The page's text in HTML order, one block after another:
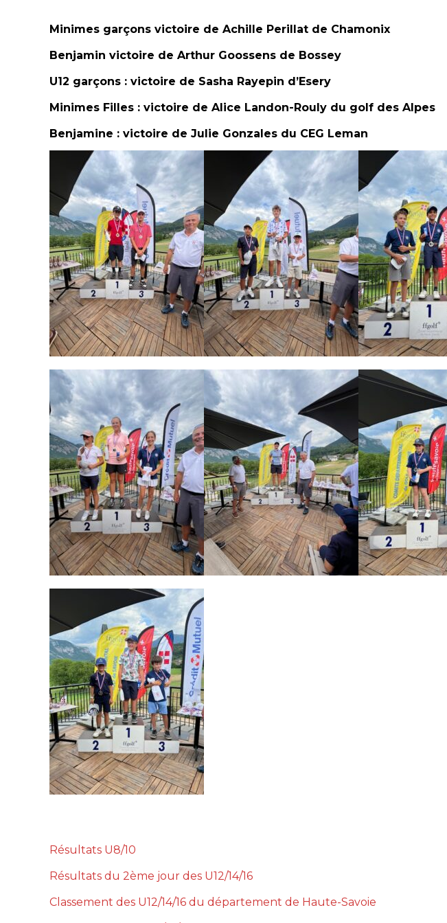
Minimes garçons victoire de Achille Perillat de Chamonix
Benjamin victoire de Arthur Goossens de Bossey
U12 garçons : victoire de Sasha Rayepin d’Esery
Minimes Filles : victoire de Alice Landon-Rouly du golf des Alpes
Benjamine : victoire de Julie Gonzales du CEG Leman
Résultats U8/10
Résultats du 2ème jour des U12/14/16
Classement des U12/14/16 du département de Haute-Savoie